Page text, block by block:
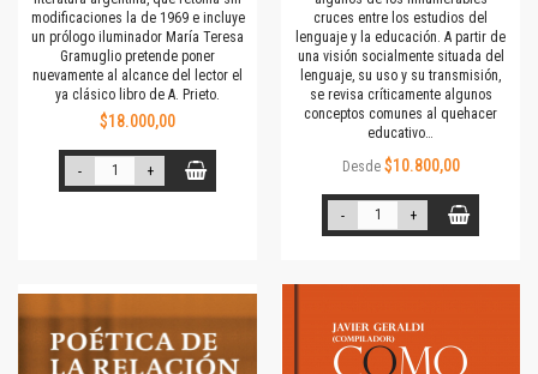
modificaciones la de 1969 e incluye
un prólogo iluminador María Teresa
Gramuglio pretende poner
nuevamente al alcance del lector el
ya clásico libro de A. Prieto.
$18.000,00
- +
cruces entre los estudios del
lenguaje y la educación. A partir de
una visión socialmente situada del
lenguaje, su uso y su transmisión,
se revisa críticamente algunos
conceptos comunes al quehacer
educativo…
Desde $10.800,00
- +